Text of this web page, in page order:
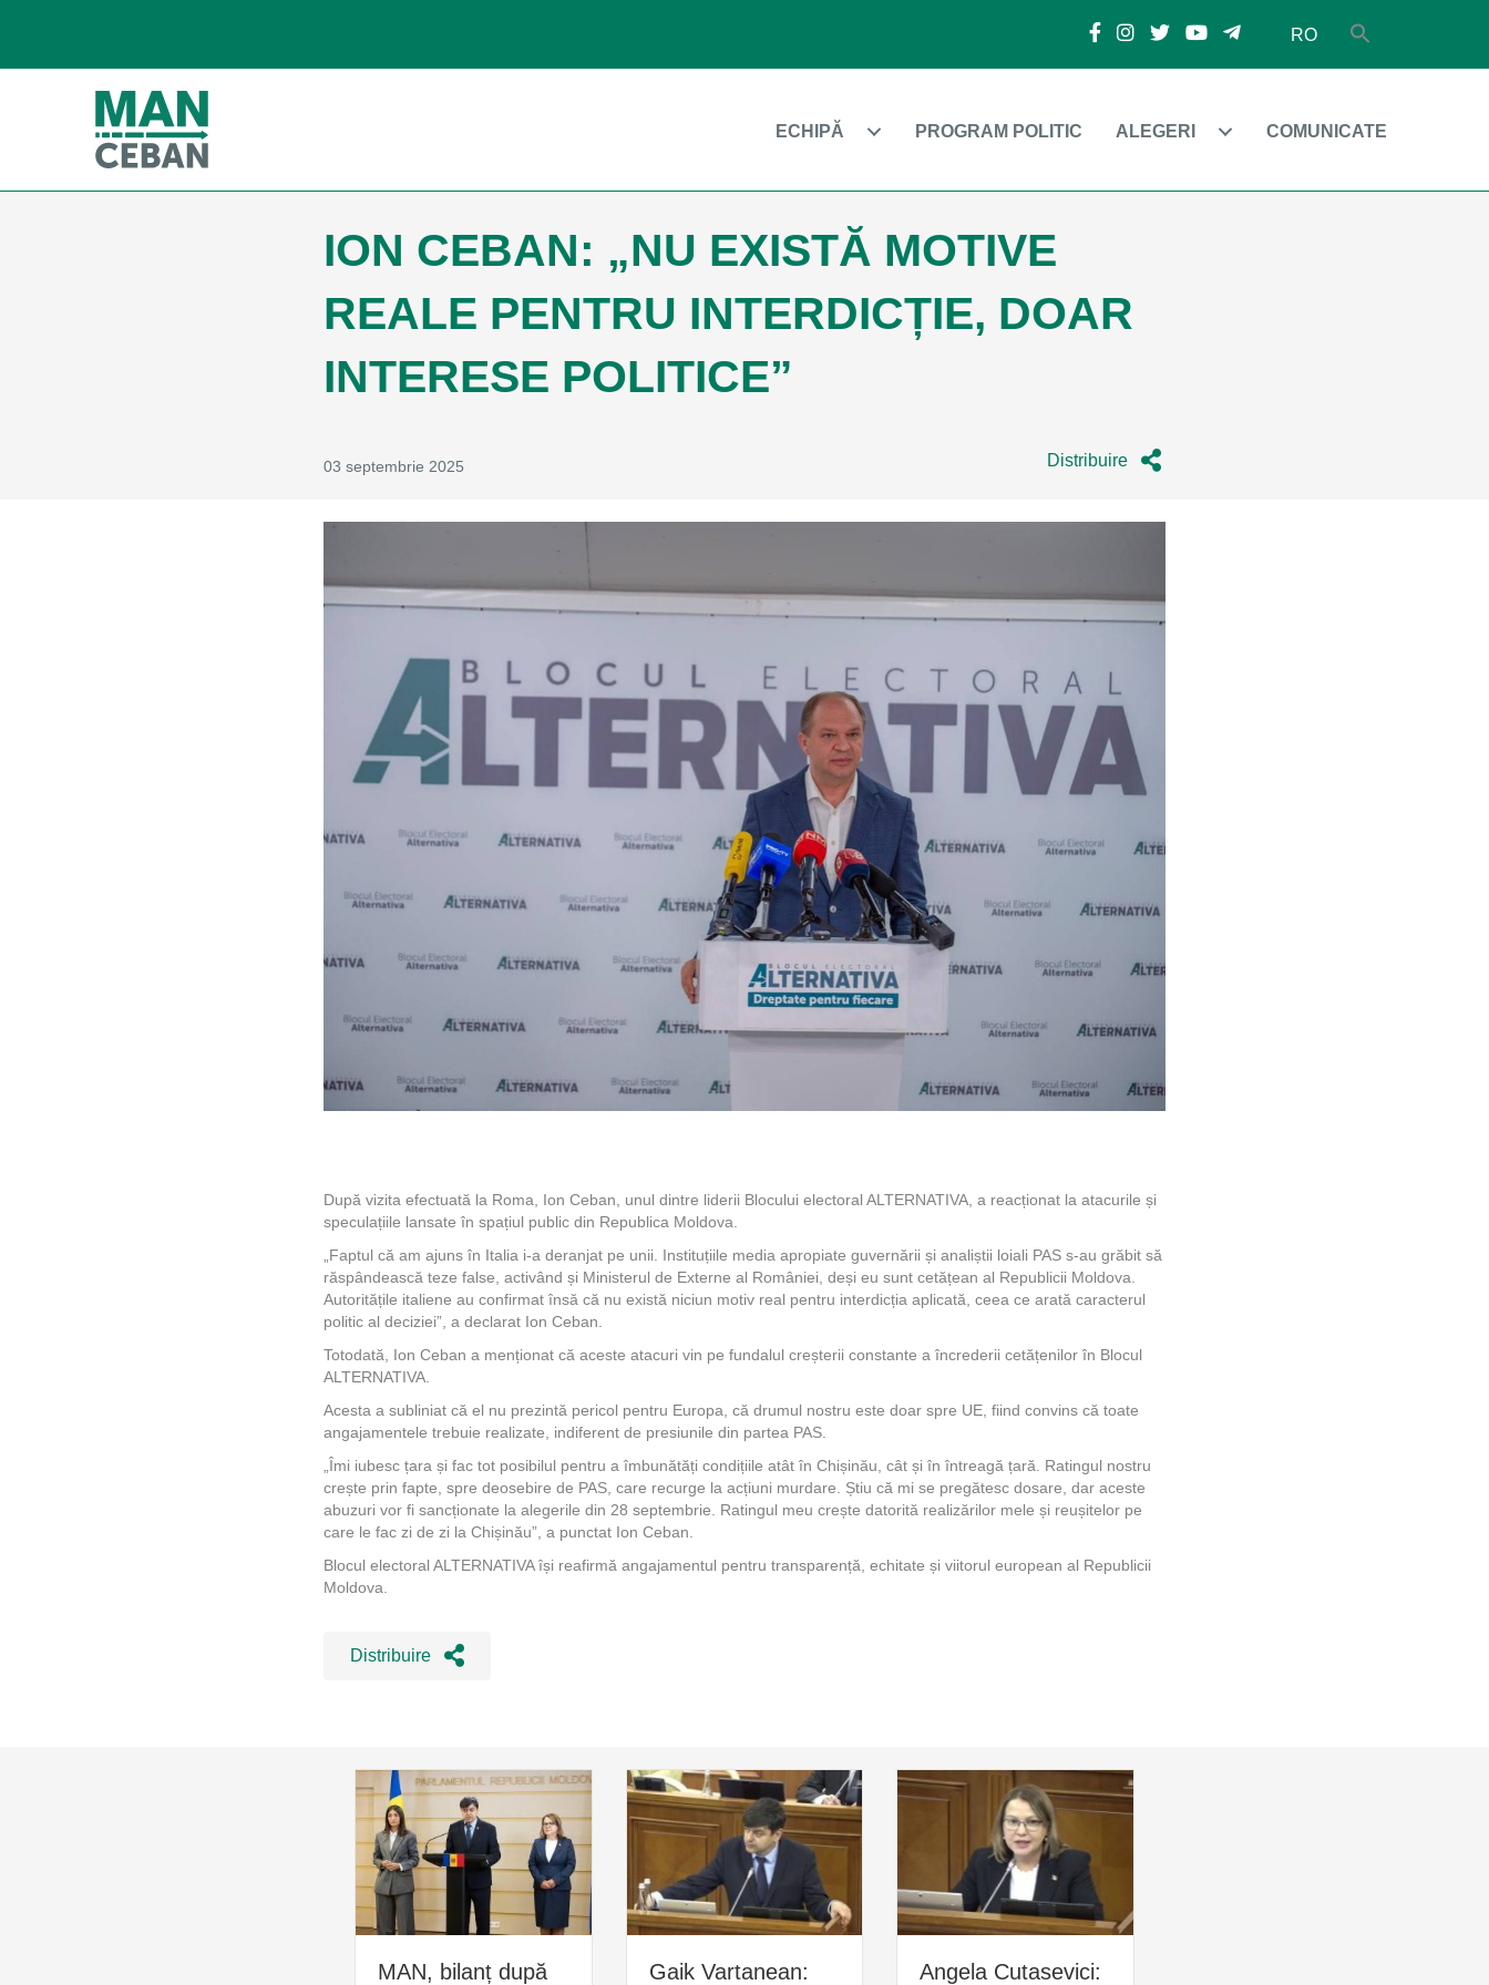
RO
ECHIPĂ PROGRAM POLITIC ALEGERI COMUNICATE
ION CEBAN: „NU EXISTĂ MOTIVE
REALE PENTRU INTERDICȚIE, DOAR
INTERESE POLITICE”
03 septembrie 2025 Distribuire
După vizita efectuată la Roma, Ion Ceban, unul dintre liderii Blocului electoral ALTERNATIVA, a reacționat la atacurile și
speculațiile lansate în spațiul public din Republica Moldova.
„Faptul că am ajuns în Italia i-a deranjat pe unii. Instituțiile media apropiate guvernării și analiștii loiali PAS s-au grăbit să
răspândească teze false, activând și Ministerul de Externe al României, deși eu sunt cetățean al Republicii Moldova.
Autoritățile italiene au confirmat însă că nu există niciun motiv real pentru interdicția aplicată, ceea ce arată caracterul
politic al deciziei”, a declarat Ion Ceban.
Totodată, Ion Ceban a menționat că aceste atacuri vin pe fundalul creșterii constante a încrederii cetățenilor în Blocul
ALTERNATIVA.
Acesta a subliniat că el nu prezintă pericol pentru Europa, că drumul nostru este doar spre UE, fiind convins că toate
angajamentele trebuie realizate, indiferent de presiunile din partea PAS.
„Îmi iubesc țara și fac tot posibilul pentru a îmbunătăți condițiile atât în Chișinău, cât și în întreagă țară. Ratingul nostru
crește prin fapte, spre deosebire de PAS, care recurge la acțiuni murdare. Știu că mi se pregătesc dosare, dar aceste
abuzuri vor fi sancționate la alegerile din 28 septembrie. Ratingul meu crește datorită realizărilor mele și reușitelor pe
care le fac zi de zi la Chișinău”, a punctat Ion Ceban.
Blocul electoral ALTERNATIVA își reafirmă angajamentul pentru transparență, echitate și viitorul european al Republicii
Moldova.
Distribuire
MAN, bilanț după
Gaik Vartanean:
Angela Cutasevici: